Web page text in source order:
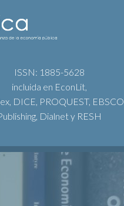
ISSN: 1885-5628
incluida en EconLit,
DICE, PROQUEST, EBSCO
Dialnet y RESH